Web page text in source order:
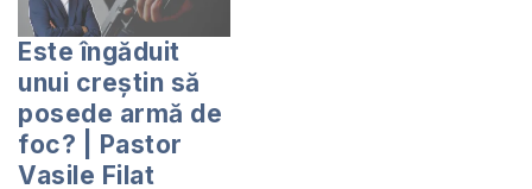
Este îngăduit
unui creștin să
posede armă de
foc? | Pastor
Vasile Filat